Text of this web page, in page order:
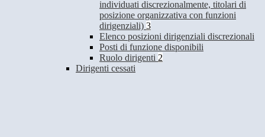
individuati discrezionalmente, titolari di
posizione organizzativa con funzioni
dirigenziali) 3
Elenco posizioni dirigenziali discrezionali
Posti di funzione disponibili
Ruolo dirigenti 2
Dirigenti cessati